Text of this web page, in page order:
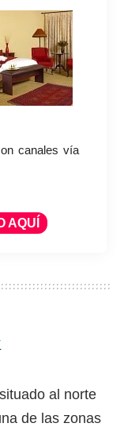
canales vía
AQUÍ
al norte
de las zonas